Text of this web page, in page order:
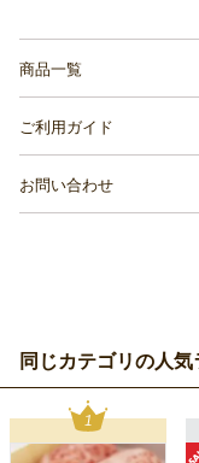
商品一覧
ご利用ガイド
お問い合わせ
同じカテゴリの人